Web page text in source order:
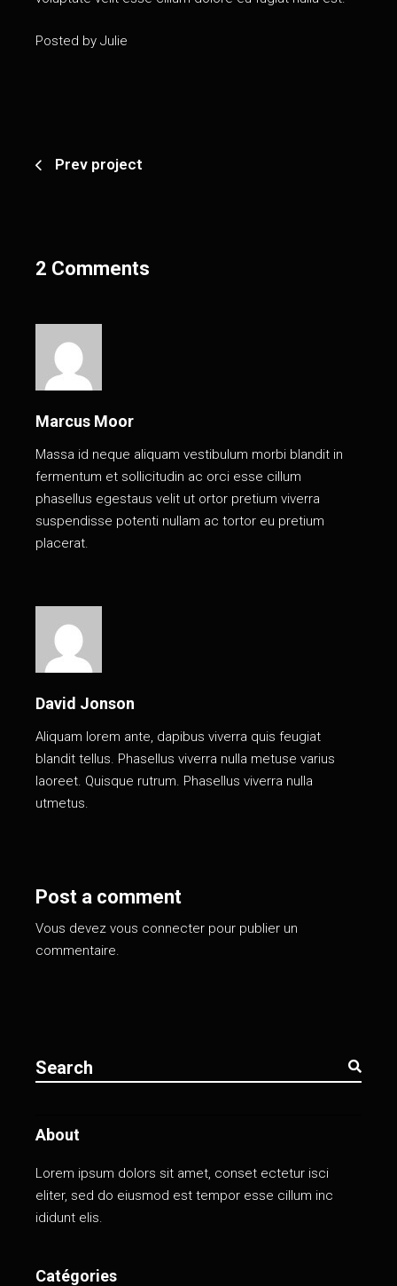
Posted by Julie
Prev project
2 Comments
Marcus Moor
Massa id neque aliquam vestibulum morbi blandit in
fermentum et sollicitudin ac orci esse cillum
phasellus egestaus velit ut ortor pretium viverra
suspendisse potenti nullam ac tortor eu pretium
placerat.
David Jonson
Aliquam lorem ante, dapibus viverra quis feugiat
blandit tellus. Phasellus viverra nulla metuse varius
laoreet. Quisque rutrum. Phasellus viverra nulla
utmetus.
Post a comment
Vous devezvous connecter pour publier un
commentaire.
About
Lorem ipsum dolors sit amet, conset ectetur isci
eliter, sed do eiusmod est tempor esse cillum inc
ididunt elis.
Catégories